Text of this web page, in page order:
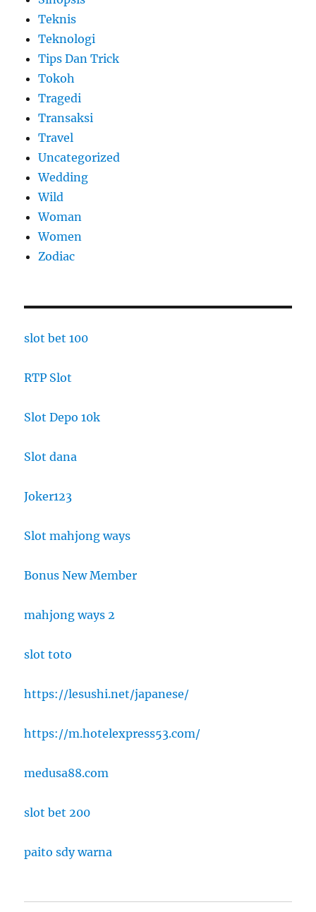
Teknis
Teknologi
Tips Dan Trick
Tokoh
Tragedi
Transaksi
Travel
Uncategorized
Wedding
Wild
Woman
Women
Zodiac
slot bet 100
RTP Slot
Slot Depo 10k
Slot dana
Joker123
Slot mahjong ways
Bonus New Member
mahjong ways 2
slot toto
https://lesushi.net/japanese/
https://m.hotelexpress53.com/
medusa88.com
slot bet 200
paito sdy warna